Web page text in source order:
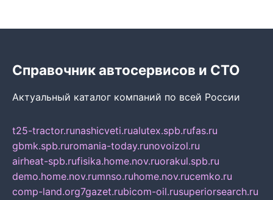
Справочник автосервисов и СТО
Актуальный каталог компаний по всей России
t25-tractor.runashicveti.rualutex.spb.rufas.ru
gbmk.spb.ruromania-today.runovoizol.ru
airheat-spb.rufisika.home.nov.ruorakul.spb.ru
demo.home.nov.rumnso.ruhome.nov.rucemko.ru
comp-land.org7gazet.rubicom-oil.rusuperiorsearch.ru